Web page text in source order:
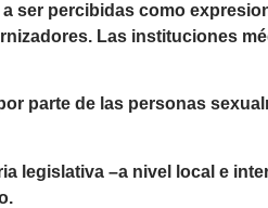
ser percibidas como
Las instituciones
parte de las personas
legislativa –a nivel local e